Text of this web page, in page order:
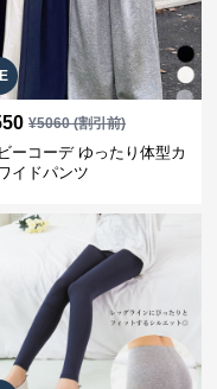
¥5060(割引前)
ーコーデ ゆったり体型カ
イドパンツ